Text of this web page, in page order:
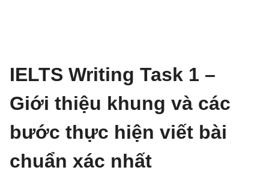
IELTS Writing Task 1 –
Giới thiệu khung và các
bước thực hiện viết bài
chuẩn xác nhất